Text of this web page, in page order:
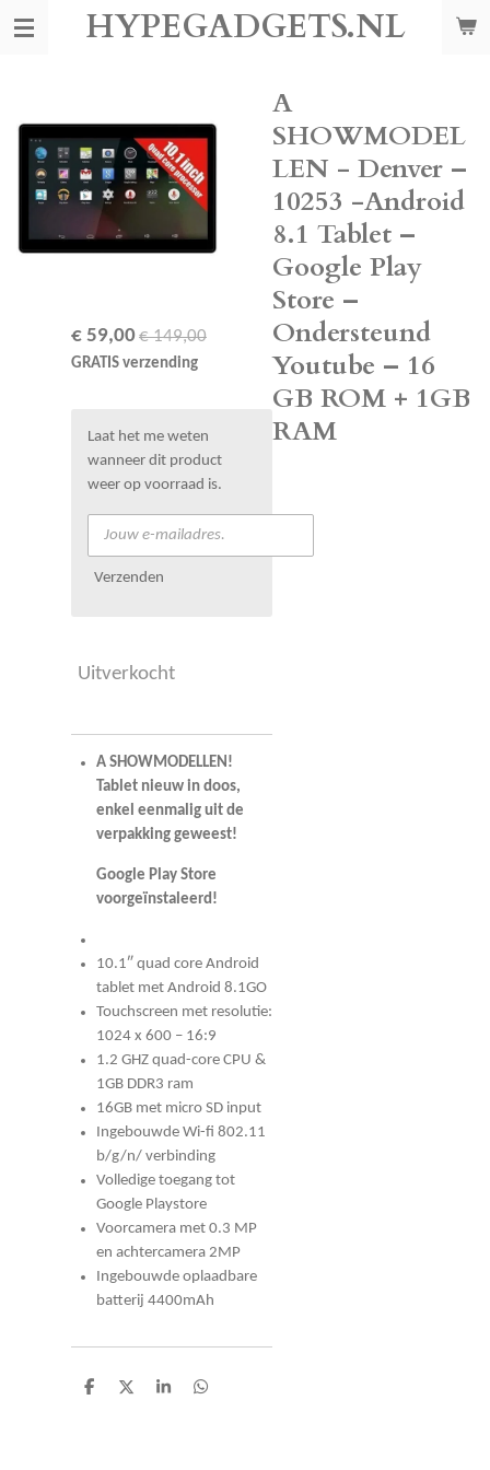
Ga
HYPEGADGETS.NL
A
SHOWMODEL
LEN - Denver –
10253 -Android
8.1 Tablet –
Google Play
Store –
Ondersteund
Youtube – 16
GB ROM + 1GB
RAM
€ 59,00€ 149,00
GRATIS verzending
Laat het me weten
wanneer dit product
weer op voorraad is.
Verzenden
Uitverkocht
A SHOWMODELLEN!
Tablet nieuw in doos,
enkel eenmalig uit de
verpakking geweest!
Google Play Store
voorgeïnstaleerd!
10.1″ quad core Android
tablet met Android 8.1GO
Touchscreen met resolutie:
1024 x 600 – 16:9
1.2 GHZ quad-core CPU &
1GB DDR3 ram
16GB met micro SD input
Ingebouwde Wi-fi 802.11
b/g/n/ verbinding
Volledige toegang tot
Google Playstore
Voorcamera met 0.3 MP
en achtercamera 2MP
Ingebouwde oplaadbare
batterij 4400mAh
D
D
S
D